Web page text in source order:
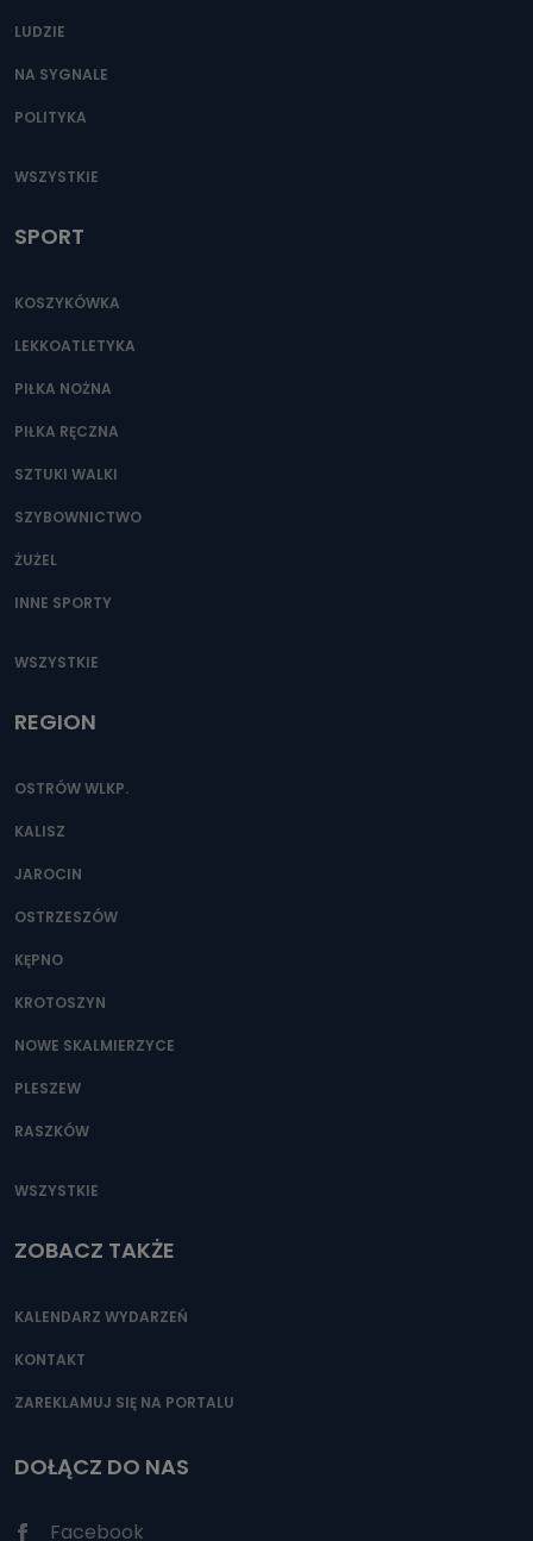
LUDZIE
NA SYGNALE
POLITYKA
WSZYSTKIE
SPORT
KOSZYKÓWKA
LEKKOATLETYKA
PIŁKA NOŻNA
PIŁKA RĘCZNA
SZTUKI WALKI
SZYBOWNICTWO
ŻUŻEL
INNE SPORTY
WSZYSTKIE
REGION
OSTRÓW WLKP.
KALISZ
JAROCIN
OSTRZESZÓW
KĘPNO
KROTOSZYN
NOWE SKALMIERZYCE
PLESZEW
RASZKÓW
WSZYSTKIE
ZOBACZ TAKŻE
KALENDARZ WYDARZEŃ
KONTAKT
ZAREKLAMUJ SIĘ NA PORTALU
DOŁĄCZ DO NAS
Facebook